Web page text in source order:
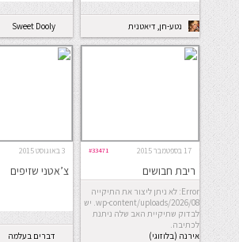
נטע-חן, דיאטנית
קלינית
Sweet Dooly
17 בספטמבר 2015 #33471
ריבת חבושים
Error: לא ניתן ליצור את התיקייה
wp-content/uploads/2026/08. יש
לבדוק שתיקיית האב שלה ניתנת
לכתיבה.
אירנה (בלוזוגי)
3 באוגוסט 2015
צ’אטני שזיפים
דברים בעלמה